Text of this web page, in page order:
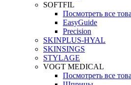
SOFTFIL
Посмотреть все
EasyGuide
Precision
SKINPLUS-HYAL
SKINSINGS
STYLAGE
VOGT MEDICAL
Посмотреть все